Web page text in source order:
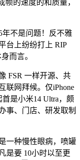
的速度的和质量，
不是问题！反不雅
台上纷纷打上 RIP
而言。
FSR 一样开源、共
联网拜候。仅iPhone
首是小米14 Ultra，颇
事、门店、研发取制
种慢性眼病，喷罐
是要 10小时以至更